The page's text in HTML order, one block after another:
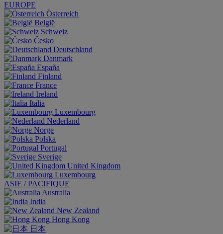
EUROPE
Österreich
België
Schweiz
Česko
Deutschland
Danmark
España
Finland
France
Ireland
Italia
Luxembourg
Nederland
Norge
Polska
Portugal
Sverige
United Kingdom
Luxembourg
ASIE / PACIFIQUE
Australia
India
New Zealand
Hong Kong
日本